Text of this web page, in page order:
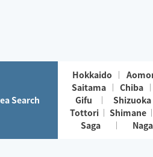
Search
Hokkaido
Saitama
Chiba
Gifu
Shizuoka
Tottori
Shimane
Saga